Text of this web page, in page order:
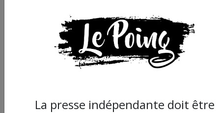
La presse indépendante doit être